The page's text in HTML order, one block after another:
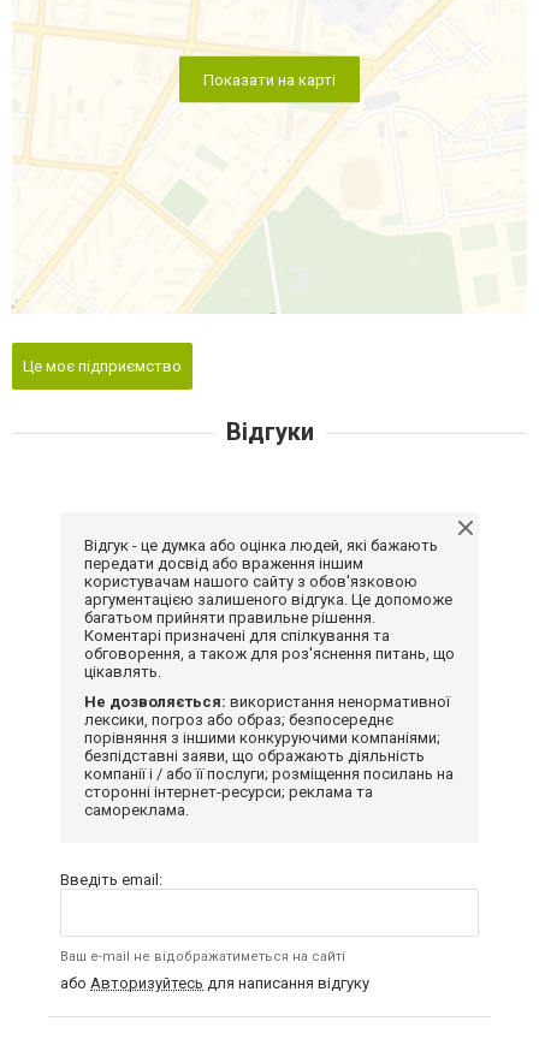
Показати на карті
Це моє підприємство
Відгуки
Відгук - це думка або оцінка людей, які бажають
передати досвід або враження іншим
користувачам нашого сайту з обов'язковою
аргументацією залишеного відгука. Це допоможе
багатьом прийняти правильне рішення.
Коментарі призначені для спілкування та
обговорення, а також для роз'яснення питань, що
цікавлять.
Не дозволяється: використання ненормативної
лексики, погроз або образ; безпосереднє
порівняння з іншими конкуруючими компаніями;
безпідставні заяви, що ображають діяльність
компанії і / або її послуги; розміщення посилань на
сторонні інтернет-ресурси; реклама та
самореклама.
Введіть email:
Ваш e-mail не відображатиметься на сайті
або Авторизуйтесь для написання відгуку